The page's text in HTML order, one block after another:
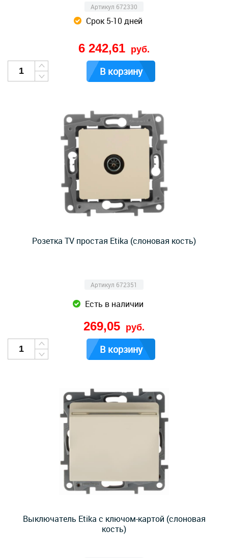
Артикул 672330
Срок 5-10 дней
6 242,61 руб.
В корзину
Розетка TV простая Etika (слоновая кость)
Артикул 672351
Есть в наличии
269,05 руб.
В корзину
Выключатель Etika с ключом-картой (слоновая
кость)